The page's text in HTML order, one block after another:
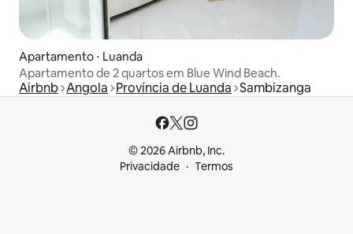
Apartamento ⋅ Luanda
Apartamento de 2 quartos em Blue Wind Beach.
Airbnb Angola Província de Luanda Sambizanga
© 2026 Airbnb, Inc.
Privacidade
Termos